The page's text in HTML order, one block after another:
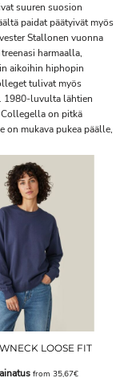
suuren suosion
paidat päätyivät myös
Stallonen vuonna
harmaalla,
aikoihin hiphopin
tulivat myös
1980-luvulta lähtien
on pitkä
on mukava pukea päälle,
LOOSE FIT
from 35,67€